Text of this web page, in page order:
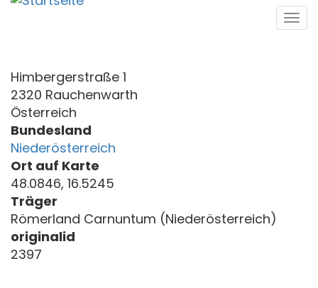
Direkt
Himbergerstraße 1
2320 Rauchenwarth
Österreich
Bundesland
Niederösterreich
Ort auf Karte
48.0846, 16.5245
Träger
Römerland Carnuntum (Niederösterreich)
originalid
2397